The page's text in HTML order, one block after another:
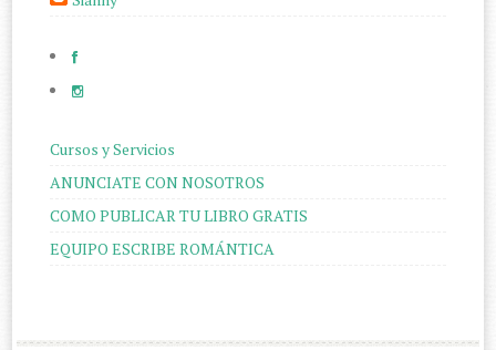
Cursos y Servicios
ANUNCIATE CON NOSOTROS
COMO PUBLICAR TU LIBRO GRATIS
EQUIPO ESCRIBE ROMÁNTICA